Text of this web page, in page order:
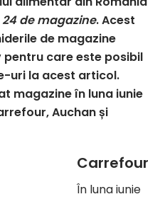
24 de magazine. Acest
de magazine
care este posibil
uri la acest articol.
magazine în luna iunie
Auchan și
Carrefour
În luna iunie